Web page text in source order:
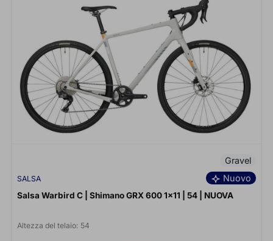
Gravel
SALSA Nuovo
Salsa Warbird C | Shimano GRX 600 1x11 | 54 | NUOVA
Altezza del telaio: 54